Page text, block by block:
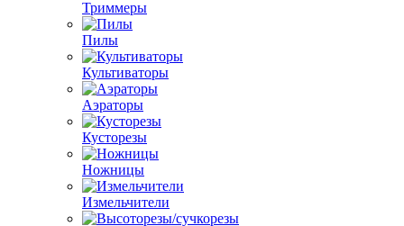
Триммеры
Пилы
Культиваторы
Аэраторы
Кусторезы
Ножницы
Измельчители